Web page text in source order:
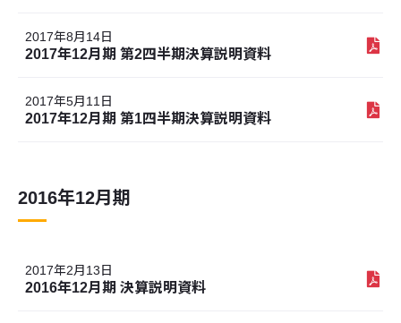
2017年8月14日
2017年12月期 第2四半期決算説明資料
2017年5月11日
2017年12月期 第1四半期決算説明資料
2016年12月期
2017年2月13日
2016年12月期 決算説明資料